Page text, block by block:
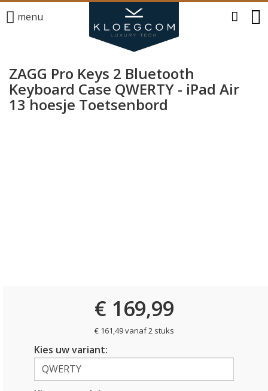
menu
ZAGG Pro Keys 2 Bluetooth
Keyboard Case QWERTY - iPad Air
13 hoesje Toetsenbord
€ 169,99
€ 161,49 vanaf 2 stuks
Kies uw variant: